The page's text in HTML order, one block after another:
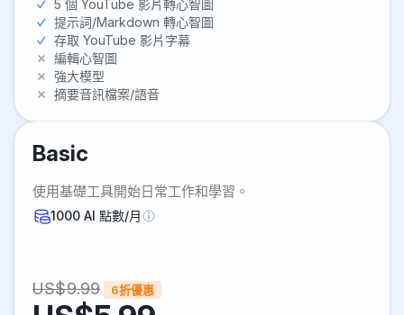
5 個 YouTube 影片轉心智圖
提示詞/Markdown 轉心智圖
存取 YouTube 影片字幕
編輯心智圖
強大模型
摘要音訊檔案/語音
Basic
使用基礎工具開始日常工作和學習。
1000 AI 點數/月
US$9.99 6折優惠